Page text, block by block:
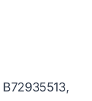
B72935513,